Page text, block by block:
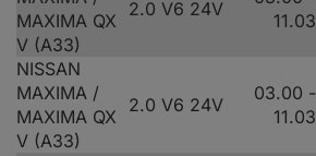
MAXIMA QX
V (A33)
2.0 V6 24V
11.03
NISSAN
MAXIMA /
MAXIMA QX
V (A33)
2.0 V6 24V
03.00 -
11.03